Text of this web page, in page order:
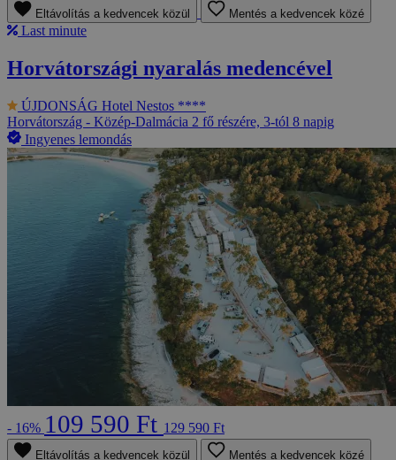
Eltávolítás a kedvencek közül Mentés a kedvencek közé
Last minute
Horvátországi nyaralás medencével
ÚJDONSÁG Hotel Nestos ****
Horvátország - Közép-Dalmácia 2 fő részére, 3-tól 8 napig
Ingyenes lemondás
- 16% 109 590 Ft 129 590 Ft
Eltávolítás a kedvencek közül Mentés a kedvencek közé